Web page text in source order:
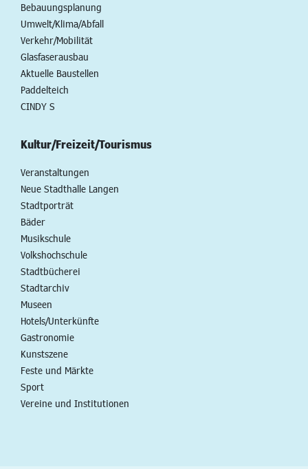
Bebauungsplanung
Umwelt/Klima/Abfall
Verkehr/Mobilität
Glasfaserausbau
Aktuelle Baustellen
Paddelteich
CINDY S
Kultur/Freizeit/Tourismus
Veranstaltungen
Neue Stadthalle Langen
Stadtporträt
Bäder
Musikschule
Volkshochschule
Stadtbücherei
Stadtarchiv
Museen
Hotels/Unterkünfte
Gastronomie
Kunstszene
Feste und Märkte
Sport
Vereine und Institutionen